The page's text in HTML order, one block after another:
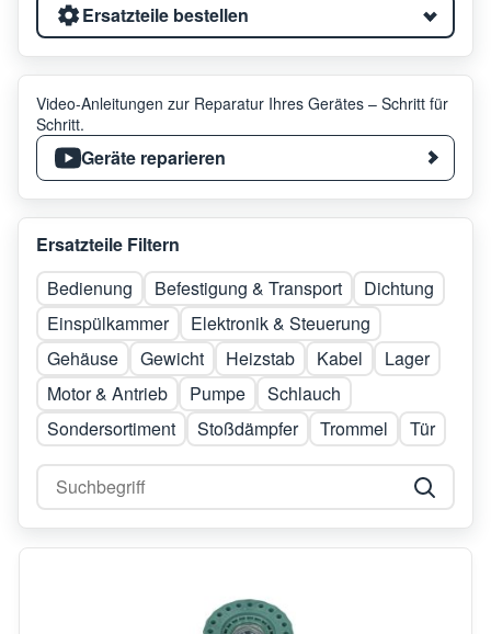
Ersatzteile bestellen
Video-Anleitungen zur Reparatur Ihres Gerätes – Schritt für
Schritt.
Geräte reparieren
Ersatzteile Filtern
Bedienung
Befestigung & Transport
Dichtung
Einspülkammer
Elektronik & Steuerung
Gehäuse
Gewicht Heizstab Kabel
Lager
Motor & Antrieb
Pumpe
Schlauch
Sondersortiment
Stoßdämpfer Trommel Tür